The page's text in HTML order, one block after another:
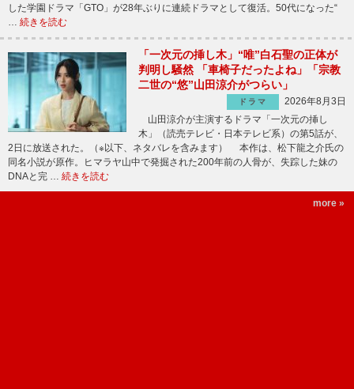
した学園ドラマ「GTO」が28年ぶりに連続ドラマとして復活。50代になった“
続きを読む
「一次元の挿し木」“唯”白石聖の正体が
判明し騒然 「車椅子だったよね」「宗教
二世の“悠”山田涼介がつらい」
ドラマ
2026年8月3日
山田涼介が主演するドラマ「一次元の挿し
木」（読売テレビ・日本テレビ系）の第5話が、
2日に放送された。（※以下、ネタバレを含みます） 本作は、松下龍之介氏の
同名小説が原作。ヒマラヤ山中で発掘された200年前の人骨が、失踪した妹の
DNAと完 … 続きを読む
more »